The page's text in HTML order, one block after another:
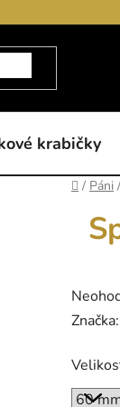
krabičky
Domů
/ Páni /
je
0,0
Značka: